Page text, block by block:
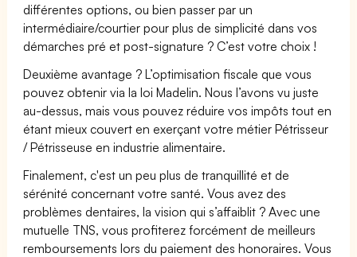
différentes options, ou bien passer par un
intermédiaire/courtier pour plus de simplicité dans vos
démarches pré et post-signature ? C’est votre choix !
Deuxième avantage ? L’optimisation fiscale que vous
pouvez obtenir via la loi Madelin. Nous l’avons vu juste
au-dessus, mais vous pouvez réduire vos impôts tout en
étant mieux couvert en exerçant votre métier Pétrisseur
/ Pétrisseuse en industrie alimentaire.
Finalement, c'est un peu plus de tranquillité et de
sérénité concernant votre santé. Vous avez des
problèmes dentaires, la vision qui s’affaiblit ? Avec une
mutuelle TNS, vous profiterez forcément de meilleurs
remboursements lors du paiement des honoraires. Vous